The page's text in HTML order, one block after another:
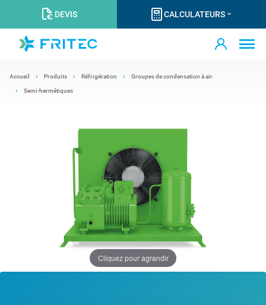
DEVIS CALCULATEURS
Accueil Produits Réfrigération Groupes de condensation à air
Semi-hermétiques
Cliquez pour agrandir